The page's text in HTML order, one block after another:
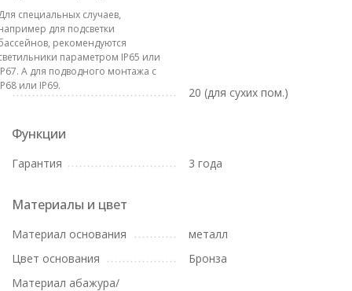
специальных случаев,
для подсветки
рекомендуются
параметром IP65 или
А для подводного монтажа с
или IP69.
20 (для сухих пом.)
Функции
Гарантия 3 года
Материалы и цвет
Материал основания
металл
Цвет основания
Бронза
Материал абажура/